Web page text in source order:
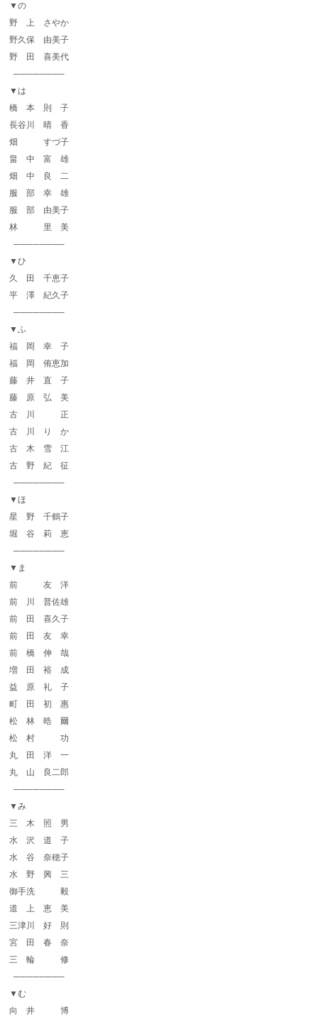
▼の
野 上 さやか
野久保 由美子
野 田 喜美代
────────
▼は
橋 本 則 子
長谷川 晴 香
畑 すづ子
畠 中 富 雄
畑 中 良 二
服 部 幸 雄
服 部 由美子
林 里 美
────────
▼ひ
久 田 千恵子
平 澤 紀久子
────────
▼ふ
福 岡 幸 子
福 岡 侑恵加
藤 井 直 子
藤 原 弘 美
古 川 正
古 川 り か
古 木 雪 江
古 野 紀 征
────────
▼ほ
星 野 千鶴子
堀 谷 莉 恵
────────
▼ま
前 友 洋
前 川 普佐雄
前 田 喜久子
前 田 友 幸
前 橋 伸 哉
増 田 裕 成
益 原 礼 子
町 田 初 惠
松 林 晧 爾
松 村 功
丸 田 洋 一
丸 山 良二郎
────────
▼み
三 木 照 男
水 沢 道 子
水 谷 奈穂子
水 野 興 三
御手洗 毅
道 上 恵 美
三津川 好 則
宮 田 春 奈
三 輪 修
────────
▼む
向 井 博